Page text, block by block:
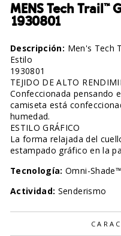
MENS Tech Trail™
1930801
Descripción: Men's Tech
Estilo
1930801
TEJIDO DE ALTO
Confeccionada pensando
camiseta está
humedad.
ESTILO GRÁFICO
La forma relajada del
estampado gráfico en la
Tecnología:Omni-
Actividad: Senderismo